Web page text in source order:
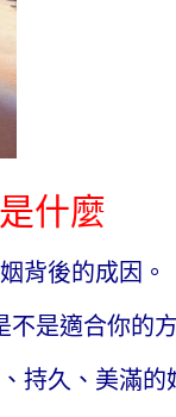
什麼
背後的成因。
是適合你的
持久、美滿的